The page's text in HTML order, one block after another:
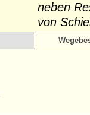
neben
von